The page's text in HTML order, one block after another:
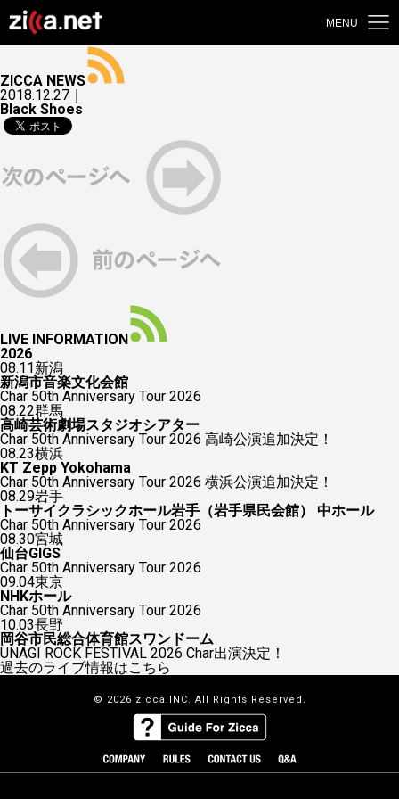
MENU
ZICCA NEWS
2018.12.27｜
Black Shoes
LIVE INFORMATION
2026
08.11新潟
新潟市音楽文化会館
Char 50th Anniversary Tour 2026
08.22群馬
高崎芸術劇場スタジオシアター
Char 50th Anniversary Tour 2026 高崎公演追加決定！
08.23横浜
KT Zepp Yokohama
Char 50th Anniversary Tour 2026 横浜公演追加決定！
08.29岩手
トーサイクラシックホール岩手（岩手県民会館） 中ホール
Char 50th Anniversary Tour 2026
08.30宮城
仙台GIGS
Char 50th Anniversary Tour 2026
09.04東京
NHKホール
Char 50th Anniversary Tour 2026
10.03長野
岡谷市民総合体育館スワンドーム
UNAGI ROCK FESTIVAL 2026 Char出演決定！
過去のライブ情報はこちら
© 2026 zicca.INC. All Rights Reserved.